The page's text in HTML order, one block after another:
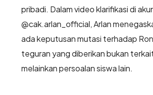
pribadi. Dalam video klarifikasi di
@cak.arlan_official, Arlan
ada keputusan mutasi terhadap
teguran yang diberikan bukan
melainkan persoalan siswa lain.